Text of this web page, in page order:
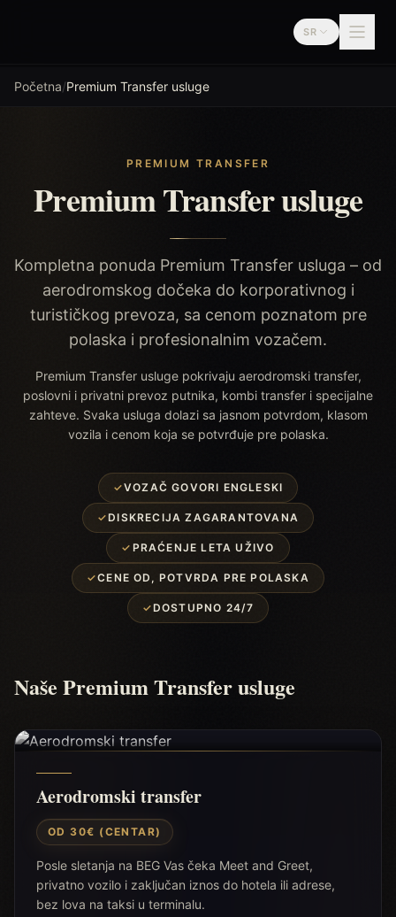
SR
Početna/Premium Transfer usluge
PREMIUM TRANSFER
Premium Transfer usluge
Kompletna ponuda Premium Transfer usluga – od
aerodromskog dočeka do korporativnog i
turističkog prevoza, sa cenom poznatom pre
polaska i profesionalnim vozačem.
Premium Transfer usluge pokrivaju aerodromski transfer,
poslovni i privatni prevoz putnika, kombi transfer i specijalne
zahteve. Svaka usluga dolazi sa jasnom potvrdom, klasom
vozila i cenom koja se potvrđuje pre polaska.
✓VOZAČ GOVORI ENGLESKI
✓DISKRECIJA ZAGARANTOVANA
✓ PRAĆENJE LETA UŽIVO
✓CENE OD, POTVRDA PRE POLASKA
✓DOSTUPNO 24/7
Naše Premium Transfer usluge
Aerodromski transfer
OD 30€ (CENTAR)
Posle sletanja na BEG Vas čeka Meet and Greet,
privatno vozilo i zaključan iznos do hotela ili adrese,
bez lova na taksi u terminalu.